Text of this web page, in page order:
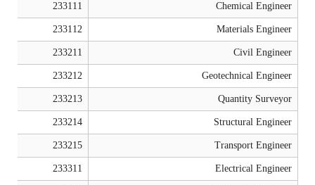
Chemical Engineer
233111
Materials Engineer
233112
Civil Engineer
233211
Geotechnical Engineer
233212
Quantity Surveyor
233213
Structural Engineer
233214
Transport Engineer
233215
Electrical Engineer
233311